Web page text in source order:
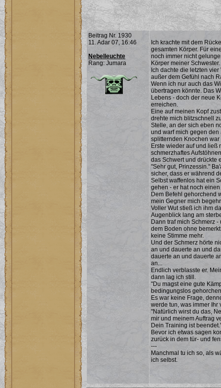
Beitrag Nr. 1930
11. Adar 07, 16:46
Nebelleuchte
Rang: Jumara
Ich krachte mit dem
gesamten Körper. Für
noch immer nicht
Körper meiner Schwester.
Ich dachte die letzten
außer dem Gefühl nach
Wenn ich nur auch das
übertragen könnte. Das
Lebens - doch der neue
erreichen.
Eine auf meinen Kopf
drehte mich blitzschnell
Stelle, an der sich eben
und warf mich gegen den
splitternden Knochen
Erste wieder auf und ließ
schmerzhaftes
das Schwert und drückte
"Sehr gut, Prinzessin."
sicher, dass er während
Selbst waffenlos hat ein
gehen - er hat noch
Dem Befehl gehorchend
mein Gegner mich
Voller Wut stieß ich ihm
Augenblick lang am
Dann traf mich Schmerz
dem Boden ohne
keine Stimme mehr.
Und der Schmerz hörte
an und dauerte an und
dauerte an und dauerte
an...
Endlich verblasste er.
dann lag ich still.
"Du magst eine gute
bedingungslos
Es war keine Frage,
werde tun, was immer Ihr
"Natürlich wirst du das,
mir und meinem Auftrag
Dein Training ist
Bevor ich etwas sagen
zurück in dem tür- und
---
Manchmal tu ich so, als
ich selbst.